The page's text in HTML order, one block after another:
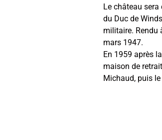
Le château sera
du Duc de
militaire. Rendu
mars 1947.
En 1959 après
maison de
Michaud, puis